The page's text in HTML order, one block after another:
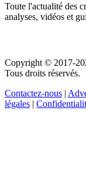
Toute l'actualité des
analyses, vidéos et
Copyright © 2017-
Tous droits réservés.
Contactez-nous |
légales |